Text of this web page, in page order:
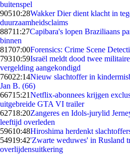
buitenspel
90510:28Wakker Dier dient klacht in
duurzaamheidsclaims
88711:27Capibara's lopen Braziliaans
binnen
81707:00Forensics: Crime Scene
79310:59Israël meldt dood twee
vergelding aangekondigd
76022:14Nieuw slachtoffer in
Jan B. (66)
66715:21Netflix-abonnees krijgen
uitgebreide GTA VI trailer
62718:20Zangeres en Idols-jurylid
leeftijd overleden
59610:48Hiroshima herdenkt
54919:42'Zwarte weduwes' in Rusland
overlijdensuitkering